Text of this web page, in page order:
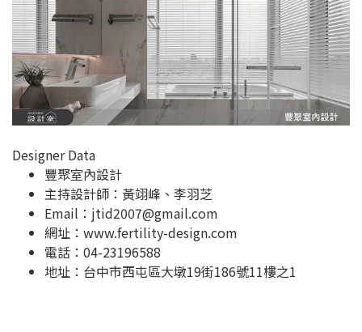
Designer Data
豐聚室內設計
主持設計師：黃翊峰、李羽芝
Email： jtid2007@gmail.com
網址： www.fertility-design.com
電話：04-23196588
地址： 台中市西屯區大墩19街186號11樓之1